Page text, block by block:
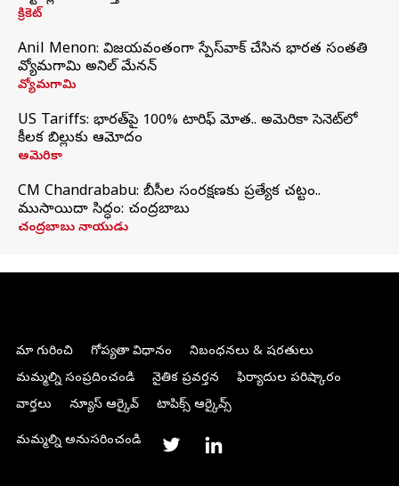
క్రికెట్
Anil Menon: విజయవంతంగా స్పేస్‌వాక్‌ చేసిన భారత సంతతి
వ్యోమగామి అనిల్‌ మేనన్
వ్యోమగామి
US Tariffs: భారత్‌పై 100% టారిఫ్‌ మోత.. అమెరికా సెనెట్‌లో
కీలక బిల్లుకు ఆమోదం
అమెరికా
CM Chandrababu: బీసీల సంరక్షణకు ప్రత్యేక చట్టం..
ముసాయిదా సిద్ధం: చంద్రబాబు
చంద్రబాబు నాయుడు
మా గురించి గోప్యతా విధానం
నిబంధనలు & షరతులు
మమ్మల్ని సంప్రదించండి
నైతిక ప్రవర్తన
ఫిర్యాదుల పరిష్కారం
వార్తలు
న్యూస్ ఆర్కైవ్ టాపిక్స్ ఆర్కైవ్స్
మమ్మల్ని అనుసరించండి